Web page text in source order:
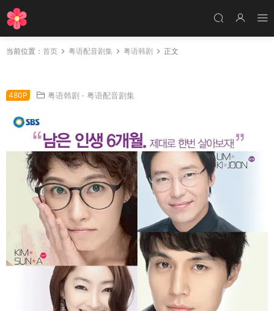
当前位置： 首页 粤语配音剧集 粤语韩剧 正文
480P 粤语韩剧 · 粤语配音剧集